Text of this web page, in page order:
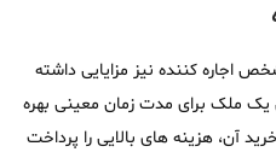
اجاره کننده نیز مزایایی داشته
یک ملک برای مدت زمان معینی بهره
آن، هزینه های بالایی را پرداخت